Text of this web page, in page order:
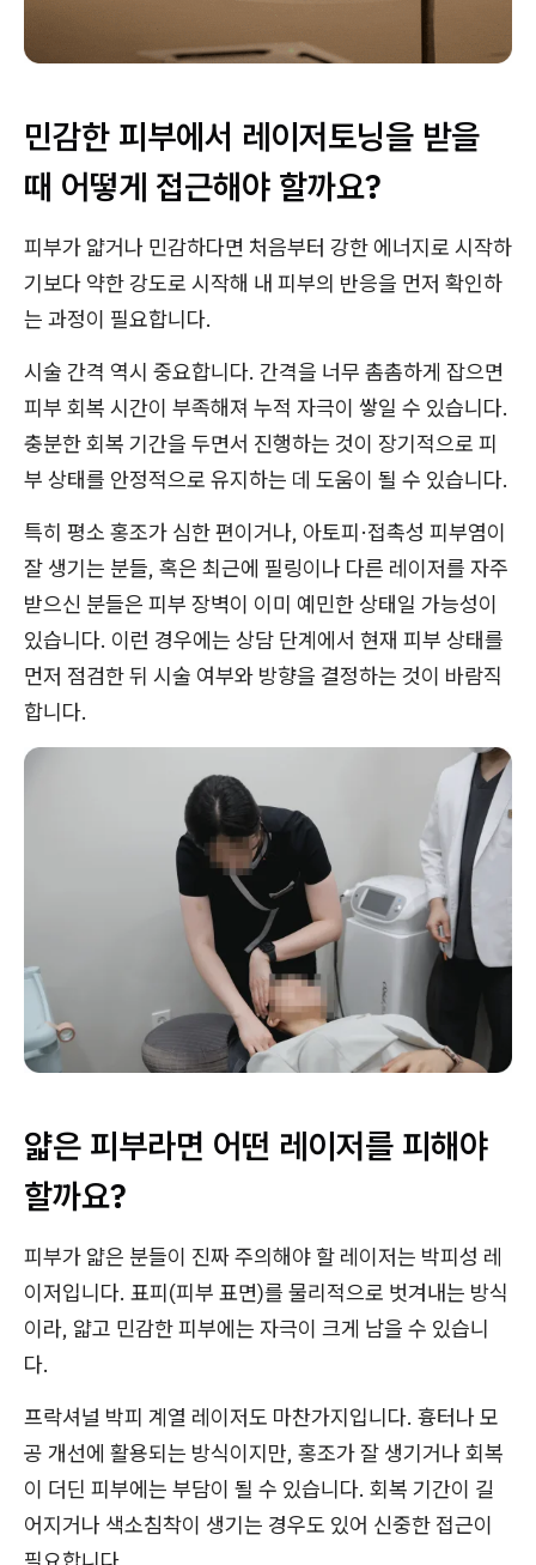
민감한 피부에서 레이저토닝을 받을
때 어떻게 접근해야 할까요?
피부가 얇거나 민감하다면 처음부터 강한 에너지로 시작하
기보다 약한 강도로 시작해 내 피부의 반응을 먼저 확인하
는 과정이 필요합니다.
시술 간격 역시 중요합니다. 간격을 너무 촘촘하게 잡으면
피부 회복 시간이 부족해져 누적 자극이 쌓일 수 있습니다.
충분한 회복 기간을 두면서 진행하는 것이 장기적으로 피
부 상태를 안정적으로 유지하는 데 도움이 될 수 있습니다.
특히 평소 홍조가 심한 편이거나, 아토피·접촉성 피부염이
잘 생기는 분들, 혹은 최근에 필링이나 다른 레이저를 자주
받으신 분들은 피부 장벽이 이미 예민한 상태일 가능성이
있습니다. 이런 경우에는 상담 단계에서 현재 피부 상태를
먼저 점검한 뒤 시술 여부와 방향을 결정하는 것이 바람직
합니다.
얇은 피부라면 어떤 레이저를 피해야
할까요?
피부가 얇은 분들이 진짜 주의해야 할 레이저는 박피성 레
이저입니다. 표피(피부 표면)를 물리적으로 벗겨내는 방식
이라, 얇고 민감한 피부에는 자극이 크게 남을 수 있습니
다.
프락셔널 박피 계열 레이저도 마찬가지입니다. 흉터나 모
공 개선에 활용되는 방식이지만, 홍조가 잘 생기거나 회복
이 더딘 피부에는 부담이 될 수 있습니다. 회복 기간이 길
어지거나 색소침착이 생기는 경우도 있어 신중한 접근이